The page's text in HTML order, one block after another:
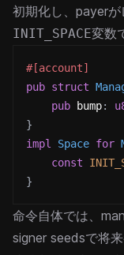
初期化し、payerが
INIT_SPACE変数
#[account]
pub struct
pub bump:
}
impl
Space for
const
}
命令自体では、
signer seedsで将